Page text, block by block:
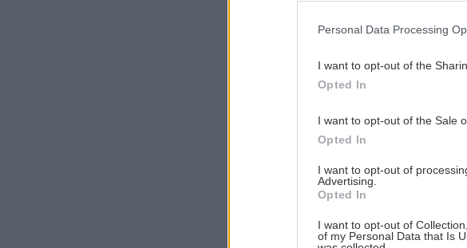
Personal Data Processing
I want to opt-out of the
Opted In
I want to opt-out of the Sale
Opted In
I want to opt-out of
Advertising.
Opted In
I want to opt-out of
of my Personal Data that Is